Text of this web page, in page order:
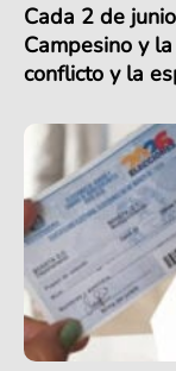
Cada 2 de
Campesino y
conflicto y la